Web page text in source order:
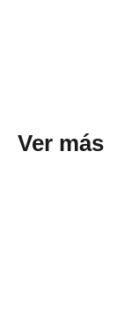
Ver más